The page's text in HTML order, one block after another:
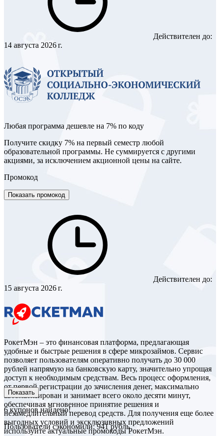
Действителен до:
14 августа 2026 г.
Любая программа дешевле на 7% по коду
Получите скидку 7% на первый семестр любой
образовательной программы. Не суммируется с другими
акциями, за исключением акционной цены на сайте.
Промокод
Показать промокод
Действителен до:
15 августа 2026 г.
РокетМэн – это финансовая платформа, предлагающая
удобные и быстрые решения в сфере микрозаймов. Сервис
позволяет пользователям оперативно получать до 30 000
рублей напрямую на банковскую карту, значительно упрощая
доступ к необходимым средствам. Весь процесс оформления,
от первой регистрации до зачисления денег, максимально
автоматизирован и занимает всего около десяти минут,
обеспечивая мгновенное принятие решения и
незамедлительный перевод средств. Для получения еще более
выгодных условий и эксклюзивных предложений
используйте актуальные промокоды РокетМэн.
Показать
6купонов найдено!
Пользователи сэкономили: 941 рубль